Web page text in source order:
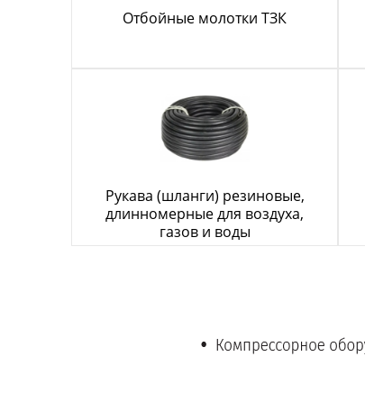
Отбойные молотки ТЗК
Рукава (шланги) резиновые,
длинномерные для воздуха,
газов и воды